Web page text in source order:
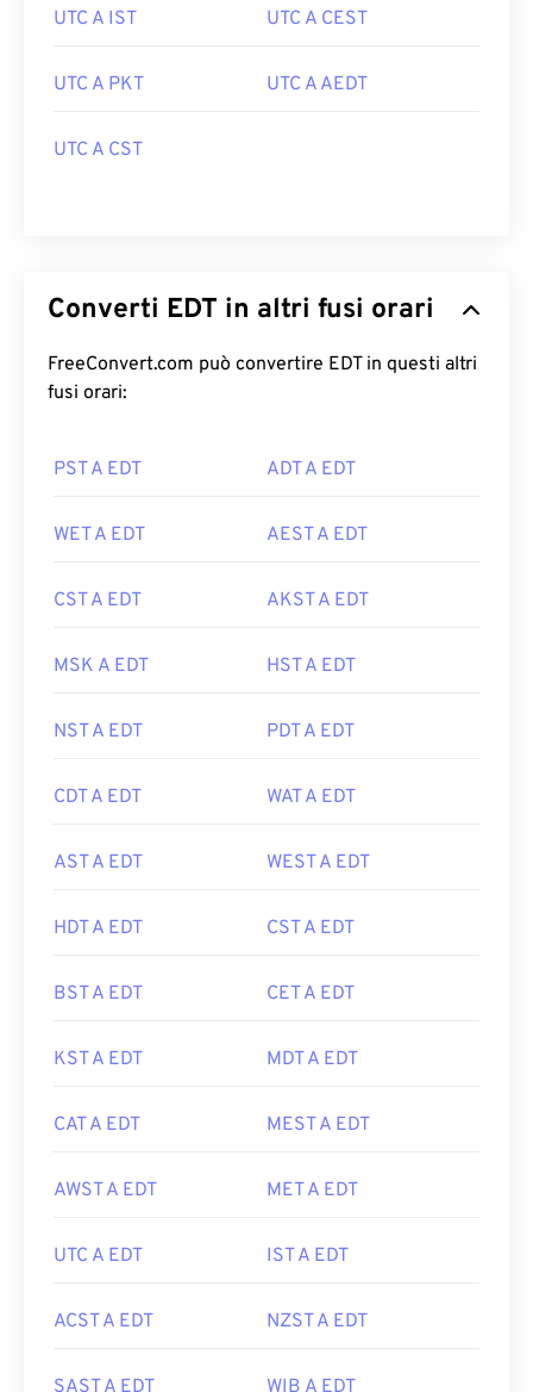
UTC A IST UTC A CEST
UTC A PKT UTC A AEDT
UTC A CST
Converti EDT in altri fusi orari
FreeConvert.com può convertire EDT in questi altri
fusi orari:
PST A EDT ADT A EDT
WET A EDT AEST A EDT
CST A EDT AKST A EDT
MSK A EDT HST A EDT
NST A EDT PDT A EDT
CDT A EDT WAT A EDT
AST A EDT WEST A EDT
HDT A EDT CST A EDT
BST A EDT CET A EDT
KST A EDT MDT A EDT
CAT A EDT MEST A EDT
AWST A EDT MET A EDT
UTC A EDT IST A EDT
ACST A EDT NZST A EDT
SAST A EDT WIB A EDT